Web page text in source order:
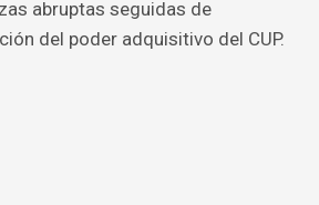
abruptas seguidas de
del poder adquisitivo del CUP.